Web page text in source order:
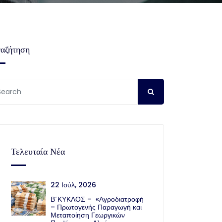
Τελευταία Νέα
22 Ιούλ, 2026
Β΄ΚΥΚΛΟΣ – «Αγροδιατροφή
– Πρωτογενής Παραγωγή και
Μεταποίηση Γεωργικών